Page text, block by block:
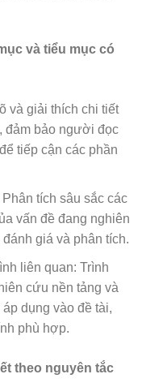
và tiểu mục có
và giải thích chi tiết
đảm bảo người đọc
tiếp cận các phần
tích sâu sắc các
vấn đề đang nghiên
giá và phân tích.
liên quan: Trình
cứu nền tảng và
dụng vào đề tài,
phù hợp.
theo nguyên tắc